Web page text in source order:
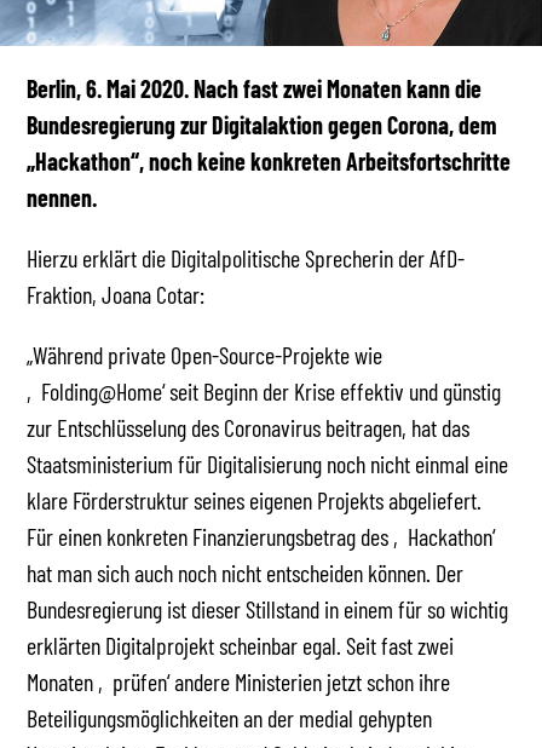
Berlin, 6. Mai 2020. Nach fast zwei Monaten kann die
Bundesregierung zur Digitalaktion gegen Corona, dem
„Hackathon“, noch keine konkreten Arbeitsfortschritte
nennen.
Hierzu erklärt die Digitalpolitische Sprecherin der AfD-
Fraktion, Joana Cotar:
„Während private Open-Source-Projekte wie
‚Folding@Home‘ seit Beginn der Krise effektiv und günstig
zur Entschlüsselung des Coronavirus beitragen, hat das
Staatsministerium für Digitalisierung noch nicht einmal eine
klare Förderstruktur seines eigenen Projekts abgeliefert.
Für einen konkreten Finanzierungsbetrag des ‚Hackathon‘
hat man sich auch noch nicht entscheiden können. Der
Bundesregierung ist dieser Stillstand in einem für so wichtig
erklärten Digitalprojekt scheinbar egal. Seit fast zwei
Monaten ‚prüfen‘ andere Ministerien jetzt schon ihre
Beteiligungsmöglichkeiten an der medial gehypten